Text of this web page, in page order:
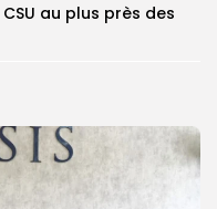
au plus près des